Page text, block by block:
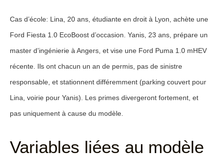
Cas d’école: Lina, 20 ans, étudiante en droit à Lyon, achète une
Ford Fiesta 1.0 EcoBoost d’occasion. Yanis, 23 ans, prépare un
master d’ingénierie à Angers, et vise une Ford Puma 1.0 mHEV
récente. Ils ont chacun un an de permis, pas de sinistre
responsable, et stationnent différemment (parking couvert pour
Lina, voirie pour Yanis). Les primes divergeront fortement, et
pas uniquement à cause du modèle.
Variables liées au modèle